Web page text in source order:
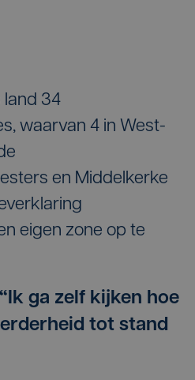
land 34
waarvan 4 in West-
en Middelkerke
eigen zone op te
ga zelf kijken hoe
tot stand